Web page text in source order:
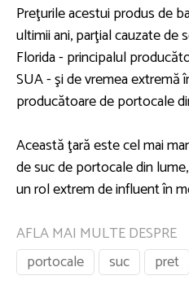
Preţurile acestui produs de
ultimii ani, parţial cauzate de
Florida - principalul
SUA - şi de vremea extremă
producătoare de portocale
Această ţară este cel mai
de suc de portocale din
un rol extrem de influent în
AFLA MAI MULTE DESPRE
portocale
suc pret